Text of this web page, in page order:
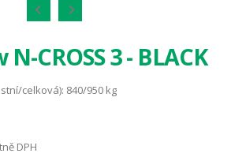
CROSS 3 - BLACK
celková): 840/950 kg
DPH